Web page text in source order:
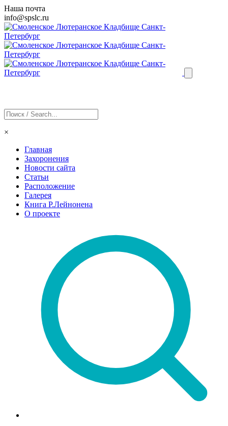
Наша почта
info@spslc.ru
×
Главная
Захоронения
Новости сайта
Статьи
Расположение
Галерея
Книга Р.Лейнонена
О проекте